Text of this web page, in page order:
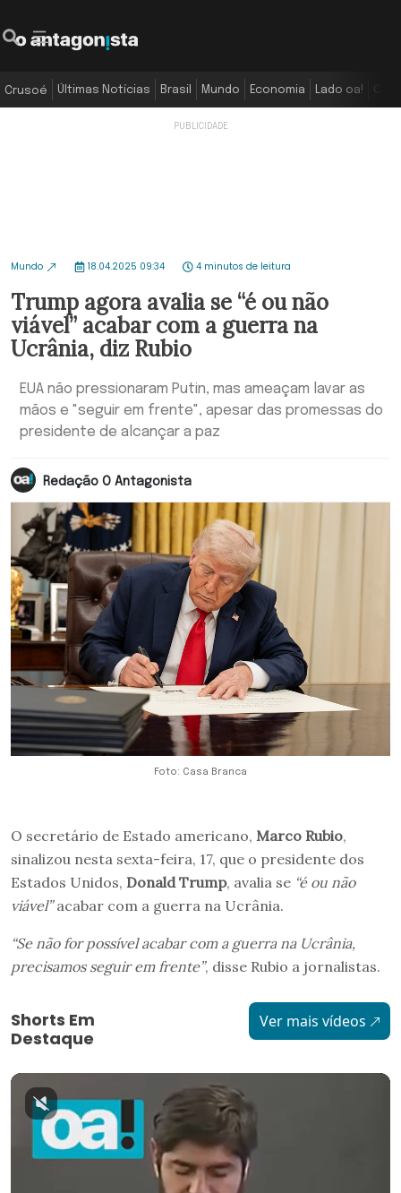
Crusoé Últimas Notícias Brasil Mundo Economia Lado oa!
Mundo 18.04.2025 09:34 4 minutos de leitura
Trump agora avalia se “é ou não
viável” acabar com a guerra na
Ucrânia, diz Rubio
EUA não pressionaram Putin, mas ameaçam lavar as
mãos e "seguir em frente", apesar das promessas do
presidente de alcançar a paz
Redação O Antagonista
Foto: Casa Branca
O secretário de Estado americano, Marco Rubio,
sinalizou nesta sexta-feira, 17, que o presidente dos
Estados Unidos, Donald Trump, avalia se “é ou não
viável”acabar com a guerra na Ucrânia.
“Se não for possível acabar com a guerra na Ucrânia,
precisamos seguir em frente”, disse Rubio a jornalistas.
Shorts Em
Destaque
Ver mais vídeos